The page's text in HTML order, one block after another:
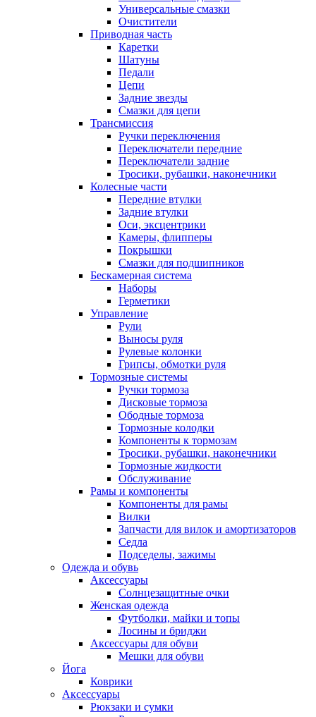
Универсальные смазки
Очистители
Приводная часть
Каретки
Шатуны
Педали
Цепи
Задние звезды
Смазки для цепи
Трансмиссия
Ручки переключения
Переключатели передние
Переключатели задние
Тросики, рубашки, наконечники
Колесные части
Передние втулки
Задние втулки
Оси, эксцентрики
Камеры, флипперы
Покрышки
Смазки для подшипников
Бескамерная система
Наборы
Герметики
Управление
Рули
Выносы руля
Рулевые колонки
Грипсы, обмотки руля
Тормозные системы
Ручки тормоза
Дисковые тормоза
Ободные тормоза
Тормозные колодки
Компоненты к тормозам
Тросики, рубашки, наконечники
Тормозные жидкости
Обслуживание
Рамы и компоненты
Компоненты для рамы
Вилки
Запчасти для вилок и амортизаторов
Седла
Подседелы, зажимы
Одежда и обувь
Аксессуары
Солнцезащитные очки
Женская одежда
Футболки, майки и топы
Лосины и бриджи
Аксессуары для обуви
Мешки для обуви
Йога
Коврики
Аксессуары
Рюкзаки и сумки